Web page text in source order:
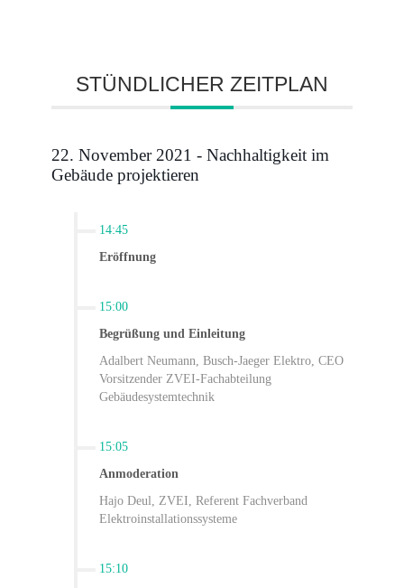
STÜNDLICHER ZEITPLAN
22. November 2021 - Nachhaltigkeit im
Gebäude projektieren
14:45
Eröffnung
15:00
Begrüßung und Einleitung
Adalbert Neumann, Busch-Jaeger Elektro, CEO
Vorsitzender ZVEI-Fachabteilung
Gebäudesystemtechnik
15:05
Anmoderation
Hajo Deul, ZVEI, Referent Fachverband
Elektroinstallationssysteme
15:10